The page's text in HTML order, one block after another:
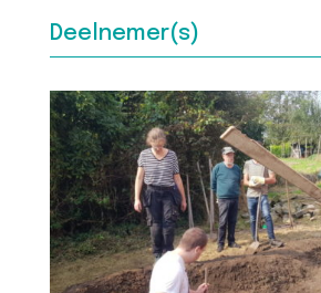
Deelnemer(s)